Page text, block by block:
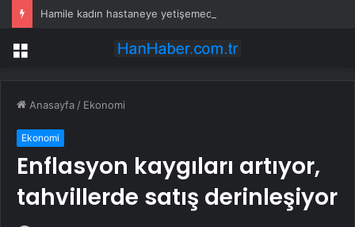
Menü
Anasayfa / Ekonomi
Ekonomi
Enflasyon kaygıları artıyor,
tahvillerde satış derinleşiyor